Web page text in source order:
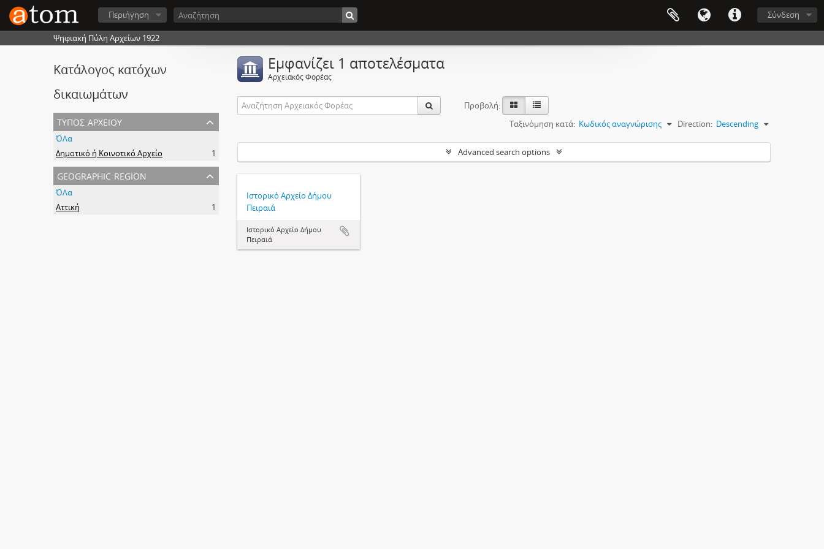
Σύνδεση
Περιήγηση
Ψηφιακή Πύλη Αρχείων 1922
Κατάλογος κατόχων
δικαιωμάτων
τύπος αρχείου
ΌΛα
Δημοτικό ή Κοινοτικό Αρχείο
1
geographic region
ΌΛα
Αττική
1
Εμφανίζει 1 αποτελέσματα
Αρχειακός Φορέας
Προβολή:
Ταξινόμηση κατά: Κωδικός αναγνώρισης Direction: Descending
Advanced search options
Ιστορικό Αρχείο Δήμου
Πειραιά
Ιστορικό Αρχείο Δήμου
Πειραιά